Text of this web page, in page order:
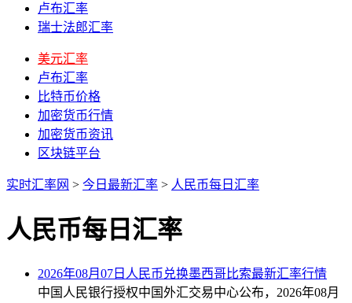
卢布汇率
瑞士法郎汇率
美元汇率
卢布汇率
比特币价格
加密货币行情
加密货币资讯
区块链平台
实时汇率网 > 今日最新汇率 > 人民币每日汇率
人民币每日汇率
2026年08月07日人民币兑换墨西哥比索最新汇率行情
中国人民银行授权中国外汇交易中心公布，2026年08月